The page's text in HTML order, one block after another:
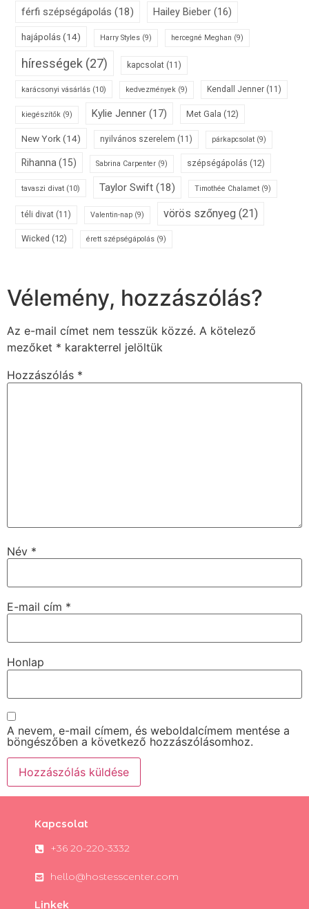
férfi szépségápolás (18) Hailey Bieber (16)
hajápolás(14) Harry Styles (9) hercegné Meghan (9)
hírességek (27) kapcsolat (11)
karácsonyi vásárlás (10) kedvezmények (9) Kendall Jenner (11)
kiegészítők (9) Kylie Jenner (17) Met Gala (12)
New York (14) nyilvános szerelem (11) párkapcsolat (9)
Rihanna (15) Sabrina Carpenter (9) szépségápolás (12)
tavaszi divat (10) Taylor Swift (18) Timothée Chalamet (9)
téli divat (11) Valentin-nap (9) vörös szőnyeg (21)
Wicked (12) érett szépségápolás (9)
Vélemény, hozzászólás?
Az e-mail címet nem tesszük közzé. A kötelező
mezőket * karakterrel jelöltük
Hozzászólás *
Név *
E-mail cím *
Honlap
A nevem, e-mail címem, és weboldalcímem mentése a
böngészőben a következő hozzászólásomhoz.
Kapcsolat
+36 20-220-3332
hello@hostesscenter.com
Linkek